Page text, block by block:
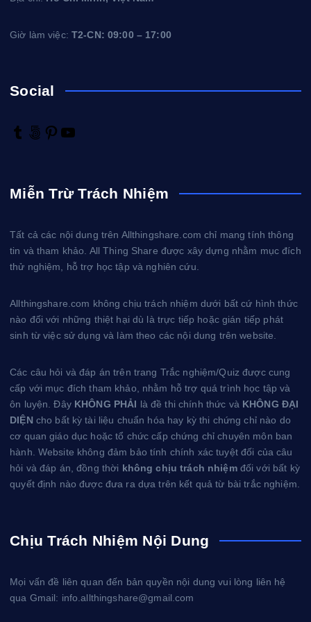
g
à
i
ế
t
Giờ làm việc:T2-CN: 09:00 – 17:00
Social
T
l
5
x
P
e
Miễn Trừ Trách Nhiệm
Tất cả các nội dung trên Allthingshare.com chỉ mang tính thông
tin và tham khảo. All Thing Share được xây dựng nhằm mục đích
thử nghiệm, hỗ trợ học tập và nghiên cứu.
Allthingshare.com không chịu trách nhiệm dưới bất cứ hình thức
nào đối với những thiệt hại dù là trực tiếp hoặc gián tiếp phát
sinh từ việc sử dụng và làm theo các nội dung trên website.
Các câu hỏi và đáp án trên trang Trắc nghiệm/Quiz được cung
cấp với mục đích tham khảo, nhằm hỗ trợ quá trình học tập và
ôn luyện. Đây KHÔNG PHẢI là đề thi chính thức và KHÔNG ĐẠI
DIỆN cho bất kỳ tài liệu chuẩn hóa hay kỳ thi chứng chỉ nào do
cơ quan giáo dục hoặc tổ chức cấp chứng chỉ chuyên môn ban
hành. Website không đảm bảo tính chính xác tuyệt đối của câu
hỏi và đáp án, đồng thời không chịu trách nhiệmđối với bất kỳ
quyết định nào được đưa ra dựa trên kết quả từ bài trắc nghiệm.
Chịu Trách Nhiệm Nội Dung
Mọi vấn đề liên quan đến bản quyền nội dung vui lòng liên hệ
qua Gmail: info.allthingshare@gmail.com